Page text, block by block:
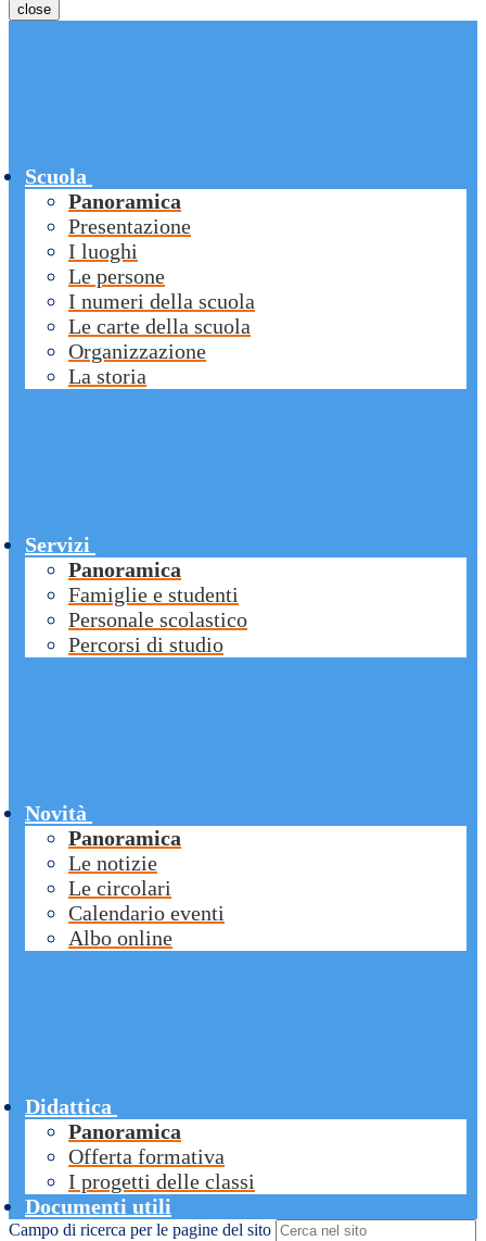
close
Scuola
Panoramica
Presentazione
I luoghi
Le persone
I numeri della scuola
Le carte della scuola
Organizzazione
La storia
Servizi
Panoramica
Famiglie e studenti
Personale scolastico
Percorsi di studio
Novità
Panoramica
Le notizie
Le circolari
Calendario eventi
Albo online
Didattica
Panoramica
Offerta formativa
I progetti delle classi
Documenti utili
Campo di ricerca per le pagine del sito